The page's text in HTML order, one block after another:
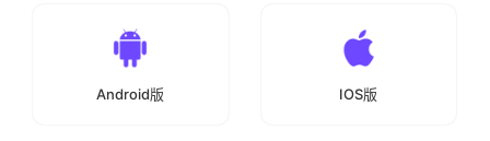
Android版 IOS版